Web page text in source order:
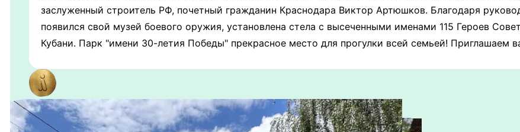
заслуженный строитель РФ, почетный гражданин Краснодара Виктор Артюшков. Благодаря
появился свой музей боевого оружия, установлена стела с высеченными именами 115 Героев
Кубани. Парк "имени 30-летия Победы" прекрасное место для прогулки всей семьей! Приглашаем